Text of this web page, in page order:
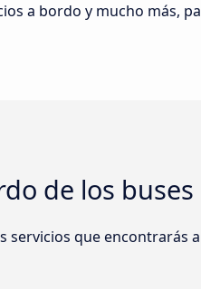
a bordo y mucho más,
de los
servicios que encontrarás